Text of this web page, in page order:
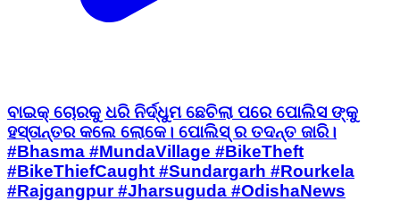
ବାଇକ୍ ଚୋରକୁ ଧରି ନିର୍ଦ୍ଧୁମ ଛେଚିଲା ପରେ ପୋଲିସ ଙ୍କୁ
ହସ୍ତାନ୍ତର କଲେ ଲୋକେ। ପୋଲିସ୍ ର ତଦନ୍ତ ଜାରି।
#Bhasma #MundaVillage #BikeTheft
#BikeThiefCaught #Sundargarh #Rourkela
#Rajgangpur #Jharsuguda #OdishaNews